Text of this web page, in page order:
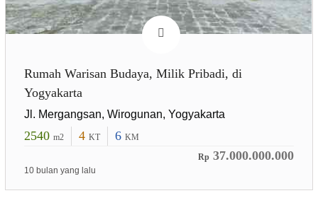
Rumah Warisan Budaya, Milik Pribadi, di
Yogyakarta
Jl. Mergangsan, Wirogunan, Yogyakarta
2540 m2 4 KT 6 KM
Rp 37.000.000.000
10 bulan yang lalu